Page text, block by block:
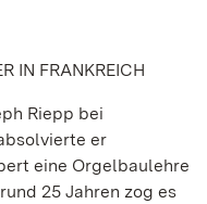
IN FRANKREICH
Riepp bei
er
eine Orgelbaulehre
25 Jahren zog es